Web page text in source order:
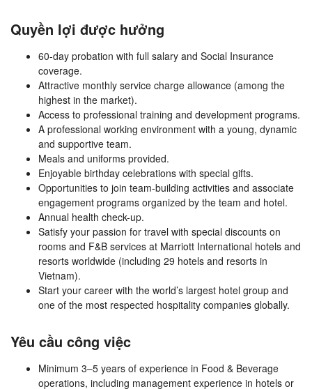
Quyền lợi được hưởng
60-day probation with full salary and Social Insurance
coverage.
Attractive monthly service charge allowance (among the
highest in the market).
Access to professional training and development programs.
A professional working environment with a young, dynamic
and supportive team.
Meals and uniforms provided.
Enjoyable birthday celebrations with special gifts.
Opportunities to join team-building activities and associate
engagement programs organized by the team and hotel.
Annual health check-up.
Satisfy your passion for travel with special discounts on
rooms and F&B services at Marriott International hotels and
resorts worldwide (including 29 hotels and resorts in
Vietnam).
Start your career with the world’s largest hotel group and
one of the most respected hospitality companies globally.
Yêu cầu công việc
Minimum 3–5 years of experience in Food & Beverage
operations, including management experience in hotels or